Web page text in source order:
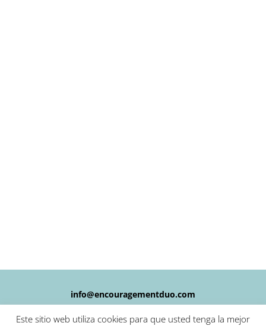
info@encouragementduo.com
+34 669 284 230
Este sitio web utiliza cookies para que usted tenga la mejor